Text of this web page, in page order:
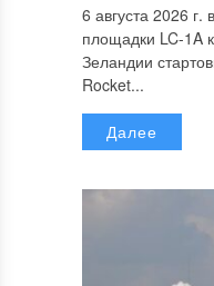
6 августа 2026
площадки LC-1A
Зеландии
Rocket...
Далее